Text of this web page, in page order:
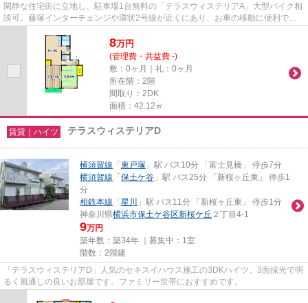
閑静な住宅街に立地し、駐車場1台無料の「テラスウィステリアA」大型バイク相
談可。藤塚インターチェンジや環状2号線が近くにあり、お車の移動に便利で
8万円
(管理費・共益費 -)
敷：0ヶ月｜礼：0ヶ月
所在階：2階
間取り：2DK
面積：42.12㎡
賃貸｜ハイツ テラスウィステリアD
横須賀線 「 東戸塚 」駅 バス10分 「富士見橋」 停歩7分
横須賀線 「 保土ケ谷 」駅 バス25分 「新桜ヶ丘東」 停歩1
分
相鉄本線 「 星川
」駅 バス11分 「新桜ヶ丘東」 停歩1分
神奈川県横浜市保土ケ谷区新桜ケ丘 ２丁目4-1
9万円
築年数：築34年 ｜募集中： 1室
階数：2階建
「テラスウィステリアD」人気のセキスイハウス施工の3DKハイツ。3面採光で明
るく風通しの良いお部屋です。ファミリー世帯におすすめです。